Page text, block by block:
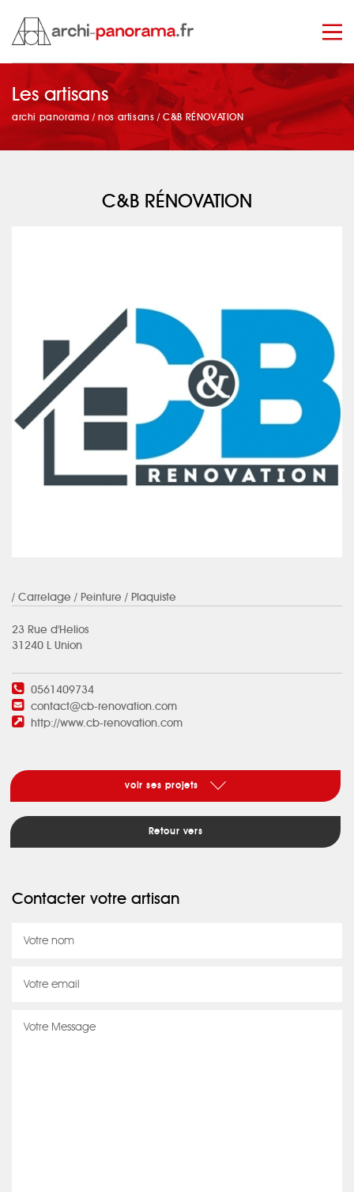
manage_search
Les artisans
archi panorama /nos artisans /C&B RÉNOVATION
C&B RÉNOVATION
/ Carrelage / Peinture / Plaquiste
23 Rue d'Helios
31240 L Union
0561409734
contact@cb-renovation.com
http://www.cb-renovation.com
voir ses projets
Retour vers
Contacter votre artisan